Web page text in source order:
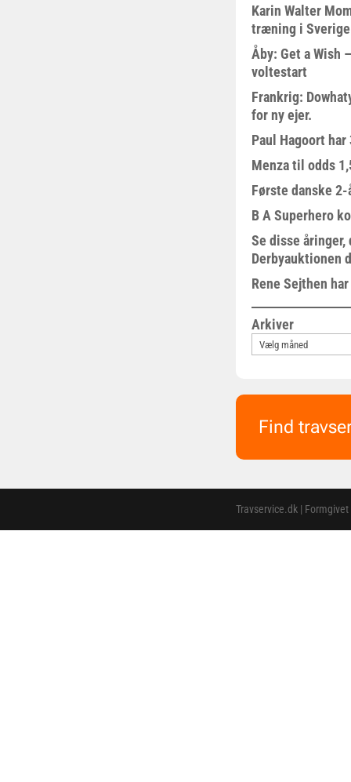
Karin Walter
træning i Sverige
Åby: Get a Wish
voltestart
Frankrig:
for ny ejer.
Paul Hagoort
Menza til odds
Første danske
B A Superhero
Se disse
Derbyauktionen
Rene Sejthen
Arkiver
Find
Travservice.dk |